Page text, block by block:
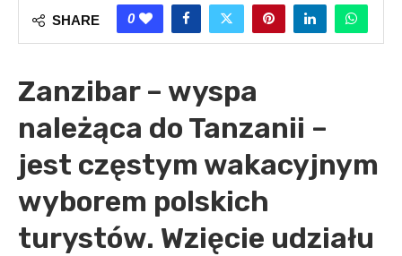
SHARE 0
Zanzibar – wyspa
należąca do Tanzanii –
jest częstym wakacyjnym
wyborem polskich
turystów. Wzięcie udziału